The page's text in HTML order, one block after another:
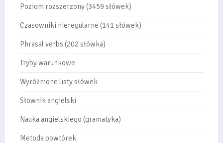
Poziom rozszerzony (3459 słówek)
Czasowniki nieregularne (141 słówek)
Phrasal verbs (202 słówka)
Tryby warunkowe
Wyróżnione listy słówek
Słownik angielski
Nauka angielskiego (gramatyka)
Metoda powtórek